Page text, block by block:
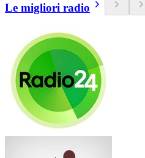
Le migliori radio